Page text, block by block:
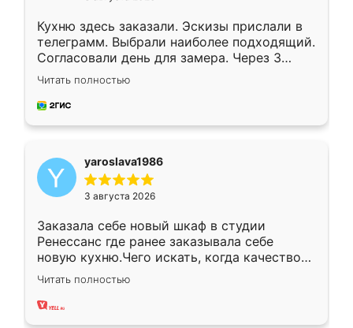
Кухню здесь заказали. Эскизы прислали в
телеграмм. Выбрали наиболее подходящий.
Согласовали день для замера. Через 3
недели кухня была уже готова. Остались
довольны работой. Спасибо Ренессанс
мебель за качественную работу!
Читать полностью
yaroslava1986
3 августа 2026
Заказала себе новый шкаф в студии
Ренессанс где ранее заказывала себе
новую кухню.Чего искать, когда качеством
вполне довольна. Служит кухня уже почти
два года, нареканий нет.
Читать полностью